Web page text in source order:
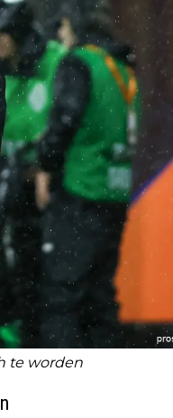
te worden